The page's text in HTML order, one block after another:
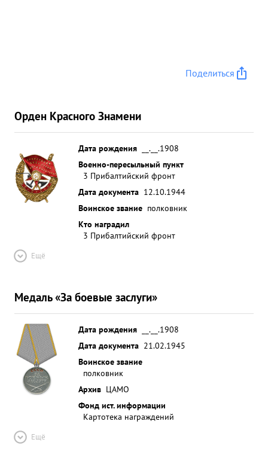
Поделиться
Орден Красного Знамени
Дата рождения
__.__.1908
Военно-пересыльный пункт
3 Прибалтийский фронт
Дата документа 12.10.1944
Воинское звание полковник
Кто наградил
3 Прибалтийский фронт
Ещё
Медаль «За боевые заслуги»
Дата рождения
__.__.1908
Дата документа 21.02.1945
Воинское звание
полковник
Архив ЦАМО
Фонд ист. информации
Картотека награждений
Ещё